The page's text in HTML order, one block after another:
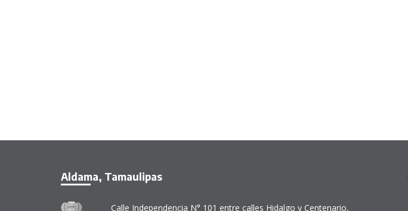
Aldama, Tamaulipas
Calle Independencia N° 101 entre calles Hidalgo y Centenario,